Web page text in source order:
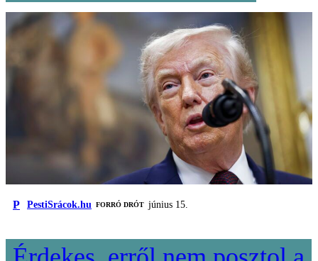
P PestiSrácok.hu FORRÓ DRÓT június 15.